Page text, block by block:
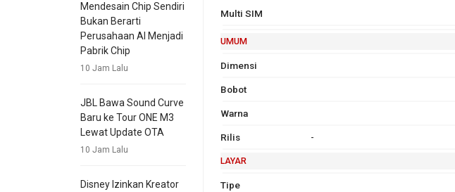
Mendesain Chip Sendiri
Bukan Berarti
Perusahaan AI Menjadi
Pabrik Chip
10 Jam Lalu
JBL Bawa Sound Curve
Baru ke Tour ONE M3
Lewat Update OTA
10 Jam Lalu
Disney Izinkan Kreator
EDGE
Multi SIM
UMUM
Dimensi
Bobot
Warna
Rilis -
LAYAR
Tipe